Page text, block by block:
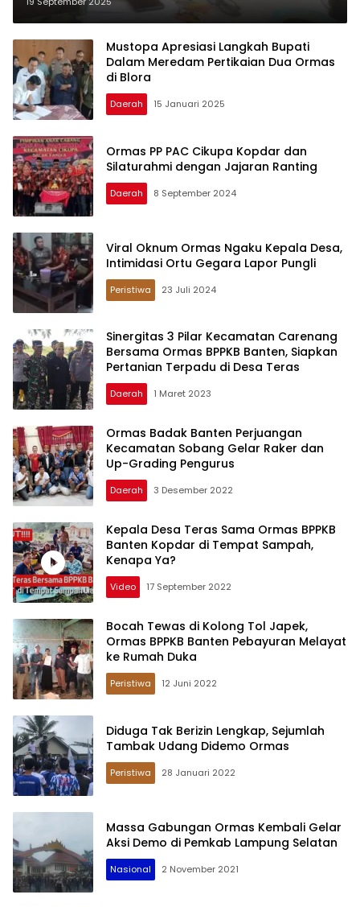
Bupati
Mustopa Apresiasi Langkah Bupati
Dalam Meredam Pertikaian Dua Ormas
di Blora
Daerah 15 Januari 2025
Ormas PP PAC Cikupa Kopdar dan
Silaturahmi dengan Jajaran Ranting
Daerah 8 September 2024
Viral Oknum Ormas Ngaku Kepala Desa,
Intimidasi Ortu Gegara Lapor Pungli
Peristiwa 23 Juli 2024
Sinergitas 3 Pilar Kecamatan Carenang
Bersama Ormas BPPKB Banten, Siapkan
Pertanian Terpadu di Desa Teras
Daerah 1 Maret 2023
Ormas Badak Banten Perjuangan
Kecamatan Sobang Gelar Raker dan
Up-Grading Pengurus
Daerah 3 Desember 2022
Kepala Desa Teras Sama Ormas BPPKB
Banten Kopdar di Tempat Sampah,
Kenapa Ya?
Video 17 September 2022
Bocah Tewas di Kolong Tol Japek,
Ormas BPPKB Banten Pebayuran Melayat
ke Rumah Duka
Peristiwa 12 Juni 2022
Diduga Tak Berizin Lengkap, Sejumlah
Tambak Udang Didemo Ormas
Peristiwa 28 Januari 2022
Massa Gabungan Ormas Kembali Gelar
Aksi Demo di Pemkab Lampung Selatan
Nasional 2 November 2021